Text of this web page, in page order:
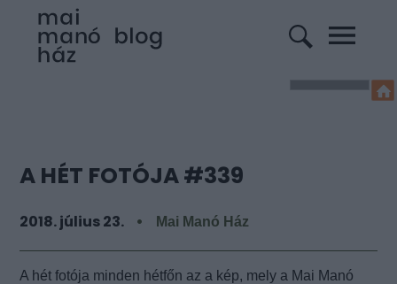
A HÉT FOTÓJA #339
2018. július 23. Mai Manó Ház
A hét fotója minden hétfőn az a kép, mely a Mai Manó